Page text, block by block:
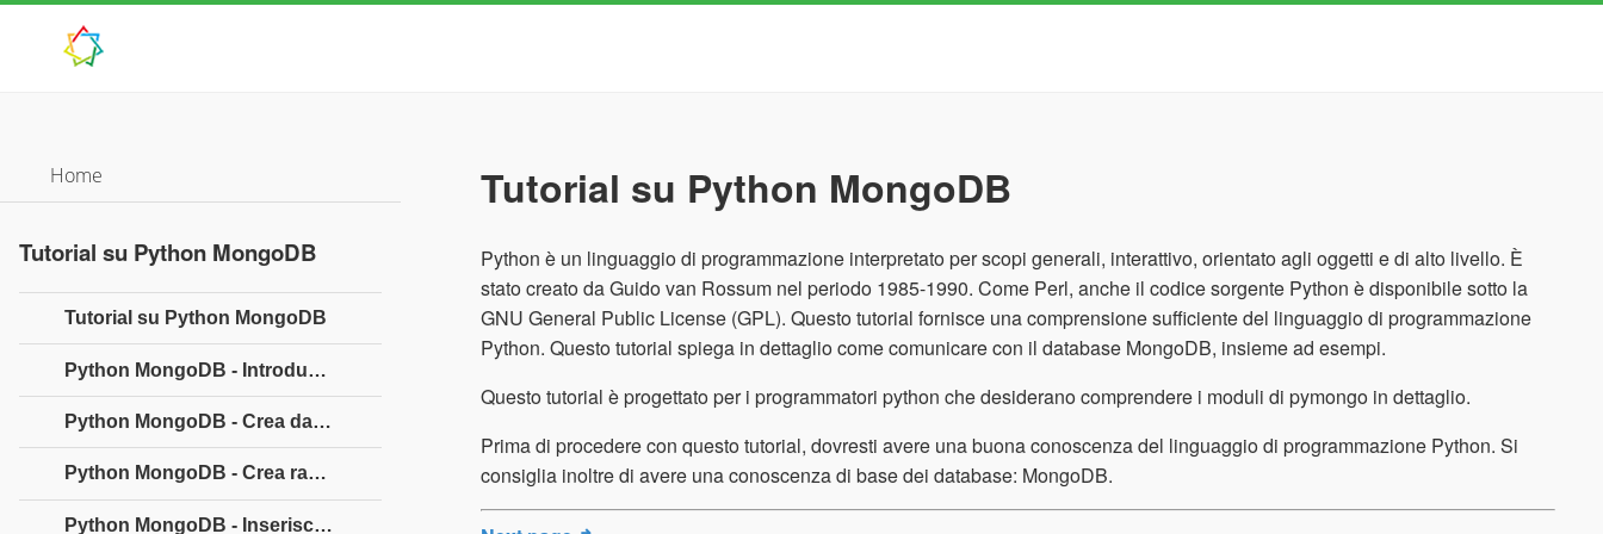
Tutorial su Python MongoDB
Python è un linguaggio di programmazione interpretato per scopi generali, interattivo, orientato agli oggetti e di alto livello. È
stato creato da Guido van Rossum nel periodo 1985-1990. Come Perl, anche il codice sorgente Python è disponibile sotto la
GNU General Public License (GPL). Questo tutorial fornisce una comprensione sufficiente del linguaggio di programmazione
Python. Questo tutorial spiega in dettaglio come comunicare con il database MongoDB, insieme ad esempi.
Questo tutorial è progettato per i programmatori python che desiderano comprendere i moduli di pymongo in dettaglio.
Prima di procedere con questo tutorial, dovresti avere una buona conoscenza del linguaggio di programmazione Python. Si
consiglia inoltre di avere una conoscenza di base dei database: MongoDB.
Home
Tutorial su Python MongoDB
Tutorial su Python MongoDB
Python MongoDB - Introduzione
Python MongoDB - Crea database
Python MongoDB - Crea raccolta
Python MongoDB - Inserisci documento